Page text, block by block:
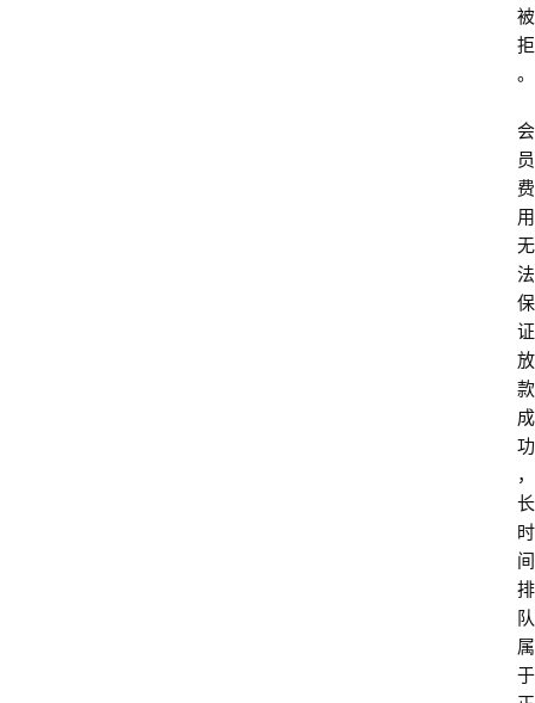
被
拒
。
会
员
费
用
无
法
保
证
放
款
成
功
，
长
时
间
排
队
属
于